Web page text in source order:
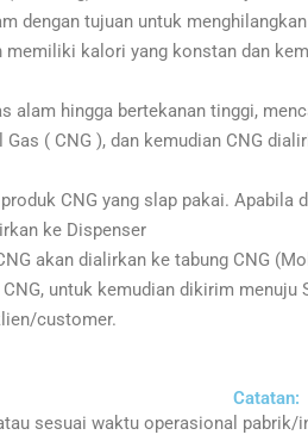
dengan tujuan untuk
memiliki kalori yang konstan dan
alam hingga bertekanan tinggi,
( CNG ), dan kemudian CNG
CNG yang slap pakai. Apabila
ke Dispenser
akan dialirkan ke tabung CNG
untuk kemudian dikirim menuju
customer.
Catatan:
sesuai waktu operasional